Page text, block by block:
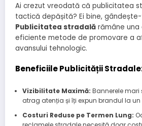
Ai crezut vreodată că publicitatea
tactică depășită? Ei bine,
Publicitatea stradală rămâne
eficiente metode de promovare a
avansului tehnologic.
Beneficiile Publicității
Vizibilitate Maximă: Bannerele
atrag atenția și îți expun brandul la
Costuri Reduse pe Termen Lung: